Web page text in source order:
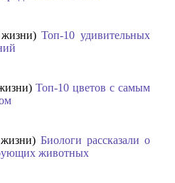
Топ-10 удивительных
Топ-10 цветов с самым
Биологи рассказали о
животных